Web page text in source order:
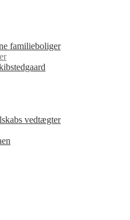
familieboliger
vedtægter